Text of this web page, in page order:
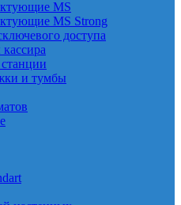
MS
MS Strong
доступа
и тумбы